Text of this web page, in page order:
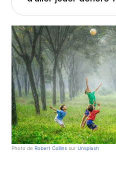
Photo de Robert Collinssur Unsplash